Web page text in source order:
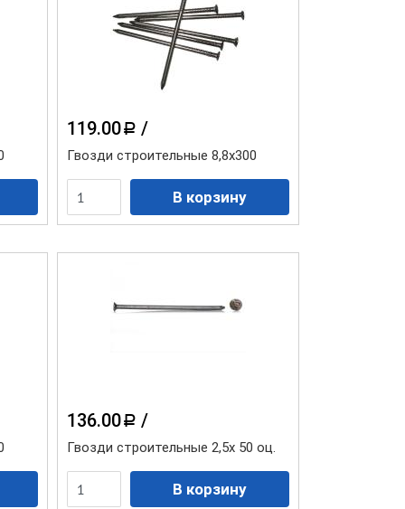
119.00a /
Гвозди строительные 8,8х300
136.00a /
Гвозди строительные 2,5х 50 оц.
Коллекция "Камень